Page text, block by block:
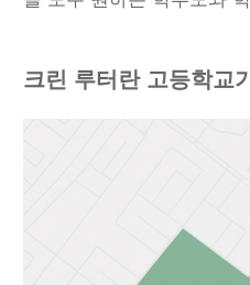
크린 루터란 고등학교